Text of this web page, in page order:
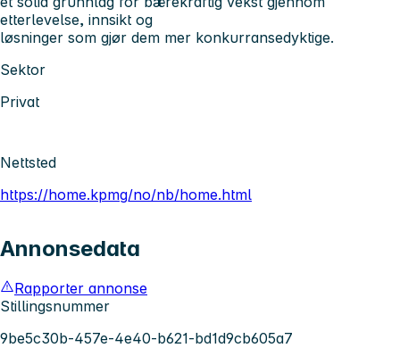
etterlevelse, innsikt og
løsninger som gjør dem mer konkurransedyktige.
Sektor
Privat
Nettsted
https://home.kpmg/no/nb/home.html
Annonsedata
Rapporter annonse
Stillingsnummer
9be5c30b-457e-4e40-b621-bd1d9cb605a7